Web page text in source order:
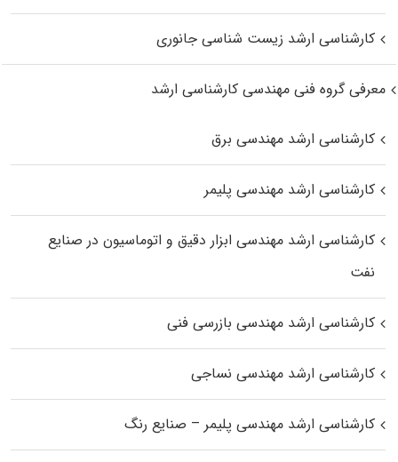
کارشناسی ارشد زیست‌ شناسی جانوری
معرفی گروه فنی مهندسی کارشناسی ارشد
کارشناسی ارشد مهندسی برق
کارشناسی ارشد مهندسی پلیمر
کارشناسی ارشد مهندسی ابزار دقیق و اتوماسیون در صنایع
نفت
کارشناسی ارشد مهندسی بازرسی فنی
کارشناسی ارشد مهندسی نساجی
کارشناسی ارشد مهندسی پلیمر – صنایع رنگ